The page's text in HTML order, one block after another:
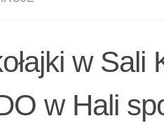
w Sali
w Hali